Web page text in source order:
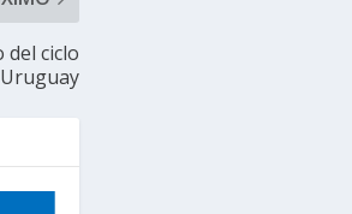
del ciclo